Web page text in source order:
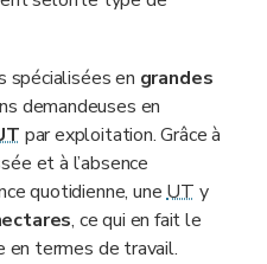
spécialisées en grandes
demandeuses en
par exploitation. Grâce à
et à l’absence
quotidienne, uneUT y
, ce qui en fait le
en termes de travail.